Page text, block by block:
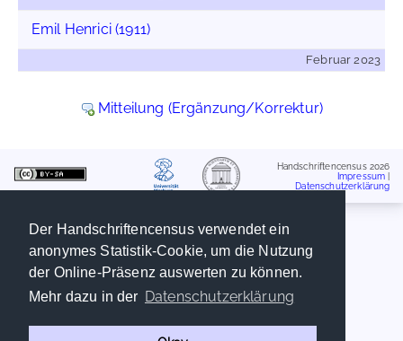
Der Handschriftencensus verwendet ein
anonymes Statistik-Cookie, um die Nutzung
der Online-Präsenz auswerten zu können.
Mehr dazu in der Datenschutzerklärung
Emil Henrici (1911)
Februar 2023
Mitteilung (Ergänzung/Korrektur)
Handschriftencensus 2026
Impressum
Datenschutzerklärung